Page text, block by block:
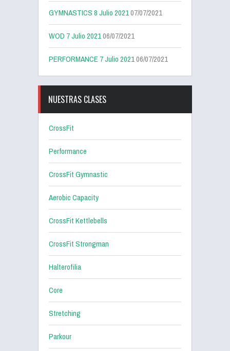
GYMNASTICS 8 Julio 202107/07/2021
WOD 7 Julio 202106/07/2021
PERFORMANCE 7 Julio 202106/07/2021
NUESTRAS CLASES
CrossFit
Performance
CrossFit Gymnastic
Aerobic Capacity
CrossFit Kettlebells
CrossFit Strongman
Halterofilia
Core
Stretching
Parkour